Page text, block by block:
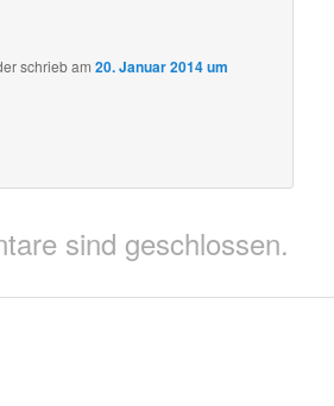
schriebam20. Januar 2014 um
sind geschlossen.